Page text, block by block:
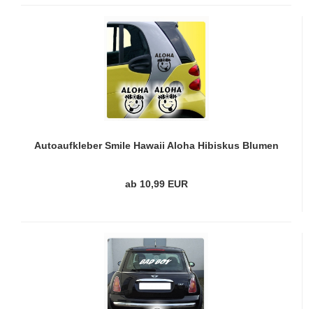
Autoaufkleber Smile Hawaii Aloha Hibiskus Blumen
ab 10,99 EUR